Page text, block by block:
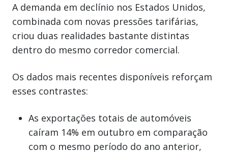
A demanda em declínio nos Estados Unidos,
combinada com novas pressões tarifárias,
criou duas realidades bastante distintas
dentro do mesmo corredor comercial.
Os dados mais recentes disponíveis reforçam
esses contrastes:
As exportações totais de automóveis
caíram 14% em outubro em comparação
com o mesmo período do ano anterior,